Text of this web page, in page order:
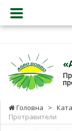
Головна >
Протравители